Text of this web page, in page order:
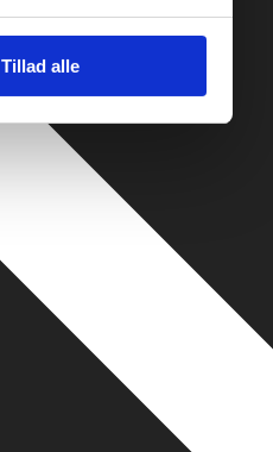
Tillad alle